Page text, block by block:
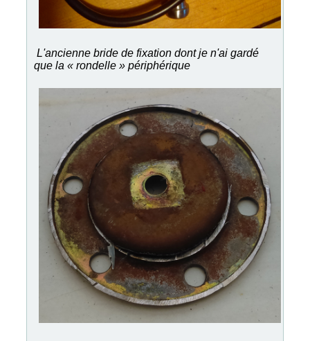
L'ancienne bride de fixation dont je n'ai gardé
que la « rondelle » périphérique